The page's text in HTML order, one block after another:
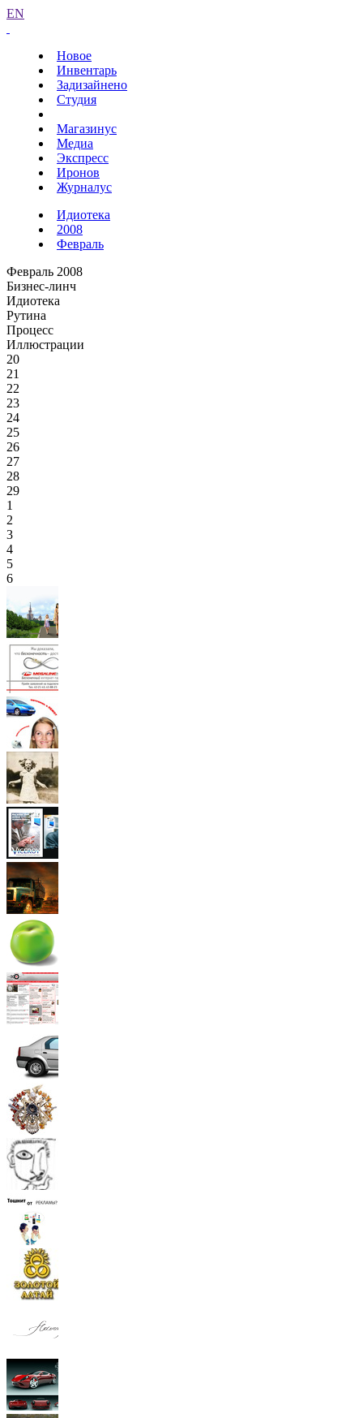
EN
Новое
Инвентарь
Задизайнено
Студия
Магазинус
Медиа
Экспресс
Иронов
Журналус
Идиотека
2008
Февраль
Февраль 2008
Бизнес-линч
Идиотека
Рутина
Процесс
Иллюстрации
20
21
22
23
24
25
26
27
28
29
1
2
3
4
5
6